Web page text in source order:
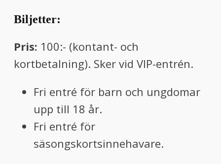
Biljetter:
Pris: 100:- (kontant- och
kortbetalning). Sker vid VIP-entrén.
Fri entré för barn och ungdomar
upp till 18 år.
Fri entré för
säsongskortsinnehavare.